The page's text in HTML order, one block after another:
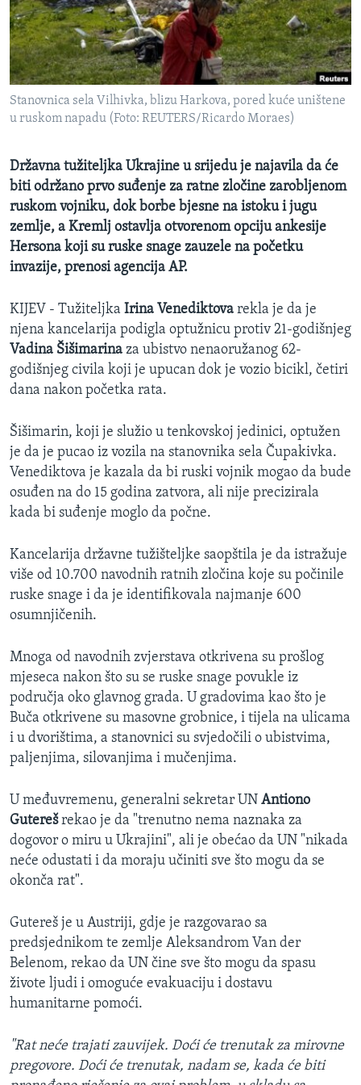
MAGAZIN
O GLASU AMERIKE
Learning English
Jezici
Stanovnica sela Vilhivka, blizu Harkova, pored kuće uništene
u ruskom napadu (Foto: REUTERS/Ricardo Moraes)
Državna tužiteljka Ukrajine u srijedu je najavila da će
biti održano prvo suđenje za ratne zločine zarobljenom
ruskom vojniku, dok borbe bjesne na istoku i jugu
zemlje, a Kremlj ostavlja otvorenom opciju ankesije
Hersona koji su ruske snage zauzele na početku
invazije, prenosi agencija AP.
KIJEV - Tužiteljka Irina Venediktova rekla je da je
njena kancelarija podigla optužnicu protiv 21-godišnjeg
Vadina Šišimarina za ubistvo nenaoružanog 62-
godišnjeg civila koji je upucan dok je vozio bicikl, četiri
dana nakon početka rata.
Šišimarin, koji je služio u tenkovskoj jedinici, optužen
je da je pucao iz vozila na stanovnika sela Čupakivka.
Venediktova je kazala da bi ruski vojnik mogao da bude
osuđen na do 15 godina zatvora, ali nije precizirala
kada bi suđenje moglo da počne.
Kancelarija državne tužišteljke saopštila je da istražuje
više od 10.700 navodnih ratnih zločina koje su počinile
ruske snage i da je identifikovala najmanje 600
osumnjičenih.
Mnoga od navodnih zvjerstava otkrivena su prošlog
mjeseca nakon što su se ruske snage povukle iz
područja oko glavnog grada. U gradovima kao što je
Buča otkrivene su masovne grobnice, i tijela na ulicama
i u dvorištima, a stanovnici su svjedočili o ubistvima,
paljenjima, silovanjima i mučenjima.
U međuvremenu, generalni sekretar UN Antiono
Guterešrekao je da "trenutno nema naznaka za
dogovor o miru u Ukrajini", ali je obećao da UN "nikada
neće odustati i da moraju učiniti sve što mogu da se
okonča rat".
Gutereš je u Austriji, gdje je razgovarao sa
predsjednikom te zemlje Aleksandrom Van der
Belenom, rekao da UN čine sve što mogu da spasu
živote ljudi i omoguće evakuaciju i dostavu
humanitarne pomoći.
"Rat neće trajati zauvijek. Doći će trenutak za mirovne
pregovore. Doći će trenutak, nadam se, kada će biti